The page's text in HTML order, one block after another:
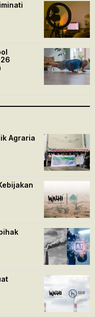
Agraria